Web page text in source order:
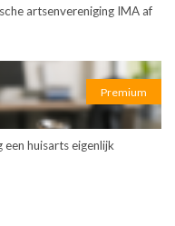
artsenvereniging IMA af
Premium
huisarts eigenlijk